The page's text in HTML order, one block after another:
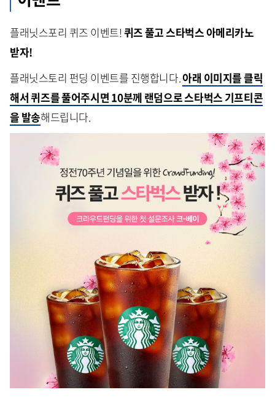
플래닛스포리 퀴즈 이벤트! 퀴즈 풀고 스타벅스 아메리카노
받자!
플래닛스토리 펀딩 이벤트를 진행합니다.아래 이미지를 클릭
해서 퀴즈를 풀어주시면 10분께 랜덤으로 스타벅스 기프티콘
을 발송해드립니다.